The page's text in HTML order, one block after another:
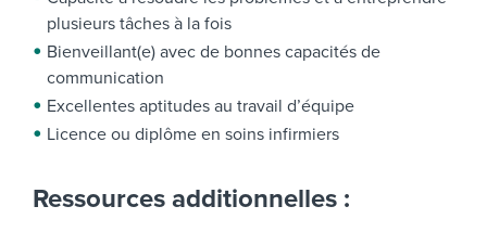
plusieurs tâches à la fois
Bienveillant(e) avec de bonnes capacités de
communication
Excellentes aptitudes au travail d’équipe
Licence ou diplôme en soins infirmiers
Ressources additionnelles :